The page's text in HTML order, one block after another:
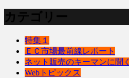
カテゴリー
特集１
ＥＣ市場最前線レポート
ネット販売のキーマンに聞く
Webトピックス